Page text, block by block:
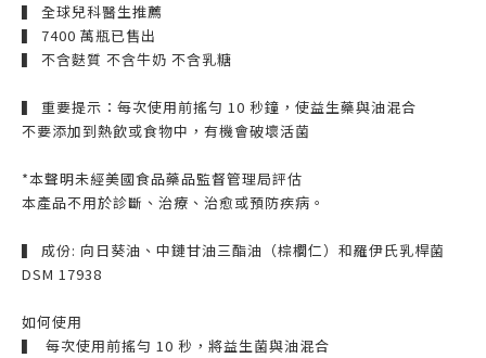
▍ 全球兒科醫生推薦
▍ 7400 萬瓶已售出
▍ 不含麩質 不含牛奶 不含乳糖
▍ 重要提示：每次使用前搖勻 10 秒鐘，使益生藥與油混合
不要添加到熱飲或食物中，有機會破壞活菌
*本聲明未經美國食品藥品監督管理局評估
本產品不用於診斷、治療、治愈或預防疾病。
▍ 成份: 向日葵油、中鏈甘油三酯油（棕櫚仁）和羅伊氏乳桿菌
DSM 17938
如何使用
▍ 每次使用前搖勻 10 秒，將益生菌與油混合